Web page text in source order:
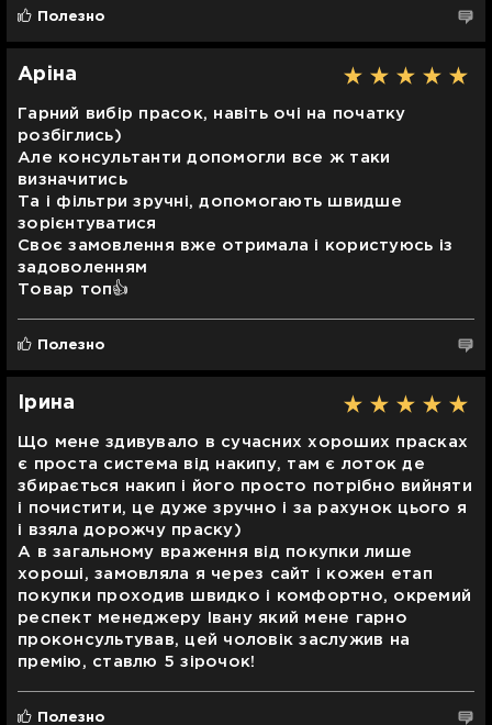
Полезно
Аріна
Гарний вибір прасок, навіть очі на початку
розбіглись)
Але консультанти допомогли все ж таки
визначитись
Та і фільтри зручні, допомогають швидше
зорієнтуватися
Своє замовлення вже отримала і користуюсь із
задоволенням
Товар топ👍
Полезно
Ірина
Що мене здивувало в сучасних хороших прасках
є проста система від накипу, там є лоток де
збирається накип і його просто потрібно вийняти
і почистити, це дуже зручно і за рахунок цього я
і взяла дорожчу праску)
А в загальному враження від покупки лише
хороші, замовляла я через сайт і кожен етап
покупки проходив швидко і комфортно, окремий
респект менеджеру Івану який мене гарно
проконсультував, цей чоловік заслужив на
премію, ставлю 5 зірочок!
Полезно